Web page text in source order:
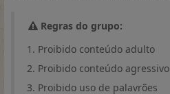
Regras do grupo:
Proibido conteúdo adulto
Proibido conteúdo agressivo
Proibido uso de palavrões